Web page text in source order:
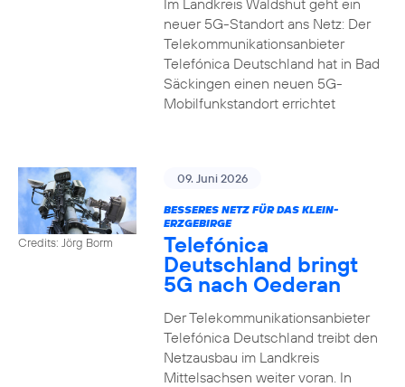
Im Landkreis Waldshut geht ein
neuer 5G-Standort ans Netz: Der
Telekommunikationsanbieter
Telefónica Deutschland hat in Bad
Säckingen einen neuen 5G-
Mobilfunkstandort errichtet
Credits: Jörg Borm
09. Juni 2026
BESSERES NETZ FÜR DAS KLEIN-
ERZGEBIRGE
Telefónica
Deutschland bringt
5G nach Oederan
Der Telekommunikationsanbieter
Telefónica Deutschland treibt den
Netzausbau im Landkreis
Mittelsachsen weiter voran. In